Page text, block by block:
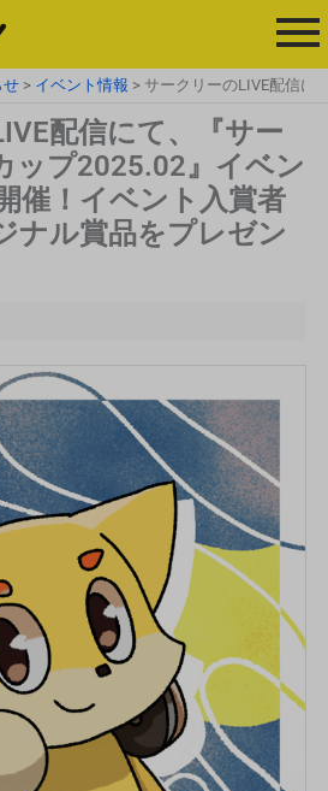
せ > イベント情報 > サークリーのLIVE配信に
配信にて、『サー
ップ2025.02』イベン
催！イベント入賞者
ナル賞品をプレゼン